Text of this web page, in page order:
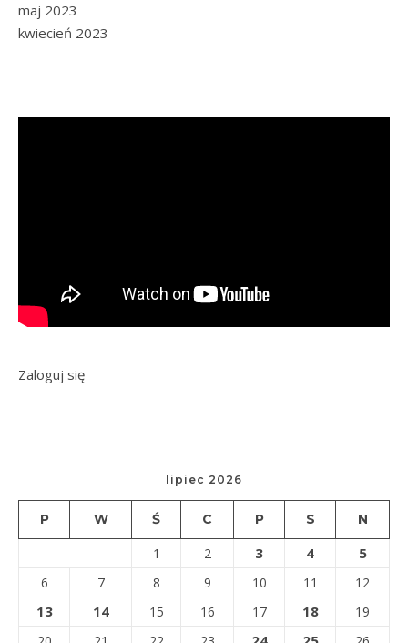
maj 2023
kwiecień 2023
Zaloguj się
lipiec 2026
P W Ś C P S N
1 2 3 4 5
6 7 8 9 10 11 12
13 14 15 16 17 18
19